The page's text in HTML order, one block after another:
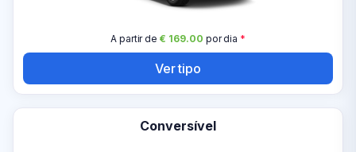
A partir de€ 169.00 por dia *
Ver tipo
Conversível